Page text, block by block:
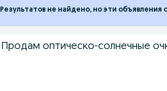
Результатов не найдено, но эти
Продам оптическо-солнечные